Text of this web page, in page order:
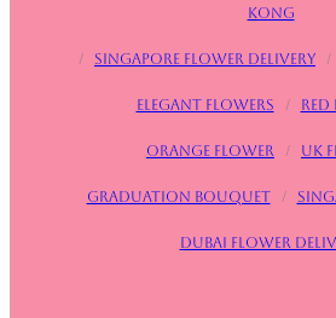
Kong
/ Singapore flower delivery /
Elegant flowers /
Orange flower / UK
Graduation bouquet /
Dubai Flower